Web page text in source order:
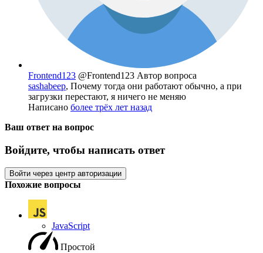
Frontend123 @Frontend123 Автор вопроса
sashabeep, Почему тогда они работают обычно, а при
загрузки перестают, я ничего не меняю
Написано более трёх лет назад
Ваш ответ на вопрос
Войдите, чтобы написать ответ
Войти через центр авторизации
Похожие вопросы
JavaScript
Простой